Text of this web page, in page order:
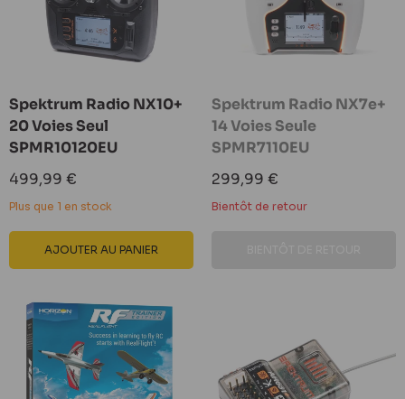
Spektrum Radio NX10+
20 Voies Seul
SPMR10120EU
Prix
réduit
499,99 €
Plus que 1 en stock
AJOUTER AU PANIER
Spektrum Radio NX7e+
14 Voies Seule
SPMR7110EU
Prix
réduit
299,99 €
Bientôt de retour